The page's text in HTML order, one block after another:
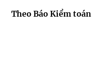
Theo Báo Kiểm toán